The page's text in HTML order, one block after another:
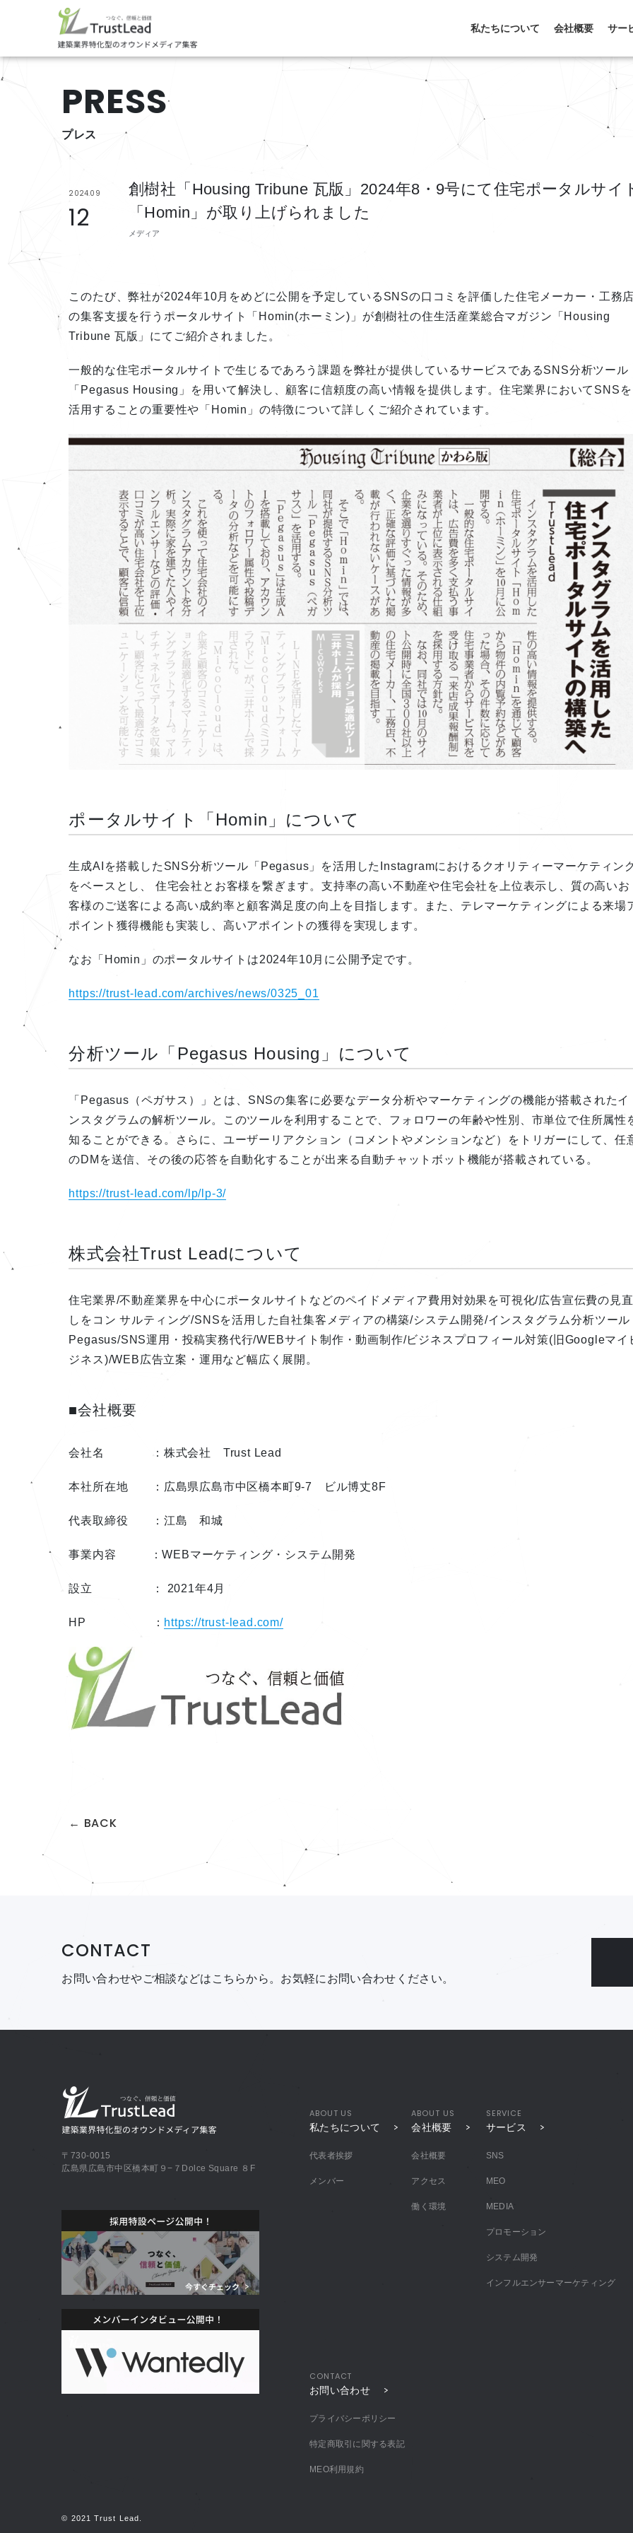
私たちについて 会社概要 サー
PRESS
プレス
2024.09
12
創樹社「Housing Tribune 瓦版」2024年8・9号にて住宅ポータルサイ
「Homin」が取り上げられました
メディア
このたび、弊社が2024年10月をめどに公開を予定しているSNSの口コミを評価した住宅メーカー・工務
の集客支援を行うポータルサイト「Homin(ホーミン)」が創樹社の住生活産業総合マガジン「Housing
Tribune 瓦版」にてご紹介されました。
一般的な住宅ポータルサイトで生じるであろう課題を弊社が提供しているサービスであるSNS分析ツール
「Pegasus Housing」を用いて解決し、顧客に信頼度の高い情報を提供します。住宅業界においてSNSを
活用することの重要性や「Homin」の特徴について詳しくご紹介されています。
ポータルサイト「Homin」について
生成AIを搭載したSNS分析ツール「Pegasus」を活用したInstagramにおけるクオリティーマーケティン
をベースとし、 住宅会社とお客様を繋ぎます。支持率の高い不動産や住宅会社を上位表示し、質の高いお
客様のご送客による高い成約率と顧客満足度の向上を目指します。また、テレマーケティングによる来場
ポイント獲得機能も実装し、高いアポイントの獲得を実現します。
なお「Homin」のポータルサイトは2024年10月に公開予定です。
https://trust-lead.com/archives/news/0325_01
分析ツール「Pegasus Housing」について
「Pegasus（ペガサス）」とは、SNSの集客に必要なデータ分析やマーケティングの機能が搭載されたイ
ンスタグラムの解析ツール。このツールを利用することで、フォロワーの年齢や性別、市単位で住所属性
知ることができる。さらに、ユーザーリアクション（コメントやメンションなど）をトリガーにして、任
のDMを送信、その後の応答を自動化することが出来る自動チャットボット機能が搭載されている。
https://trust-lead.com/lp/lp-3/
株式会社Trust Leadについて
住宅業界/不動産業界を中心にポータルサイトなどのペイドメディア費用対効果を可視化/広告宣伝費の見直
しをコン サルティング/SNSを活用した自社集客メディアの構築/システム開発/インスタグラム分析ツール
Pegasus/SNS運用・投稿実務代行/WEBサイト制作・動画制作/ビジネスプロフィール対策(旧Googleマイ
ジネス)/WEB広告立案・運用など幅広く展開。
■会社概要
会社名 ：株式会社 Trust Lead
本社所在地 ：広島県広島市中区橋本町9-7 ビル博丈8F
代表取締役 ：江島 和城
事業内容 ：WEBマーケティング・システム開発
設立 ： 2021年4月
HP ： https://trust-lead.com/
← BACK
CONTACT
お問い合わせやご相談などはこちらから。 お気軽にお問い合わせください。
〒730-0015
広島県広島市中区橋本町９−７Dolce Square ８F
ABOUT US
私たちについて
代表者挨拶
メンバー
ABOUT US
会社概要
会社概要
アクセス
働く環境
SERVICE
サービス
SNS
MEO
MEDIA
プロモーション
システム開発
インフルエンサーマーケティング
CONTACT
お問い合わせ
プライバシーポリシー
特定商取引に関する表記
MEO利用規約
© 2021 Trust Lead.